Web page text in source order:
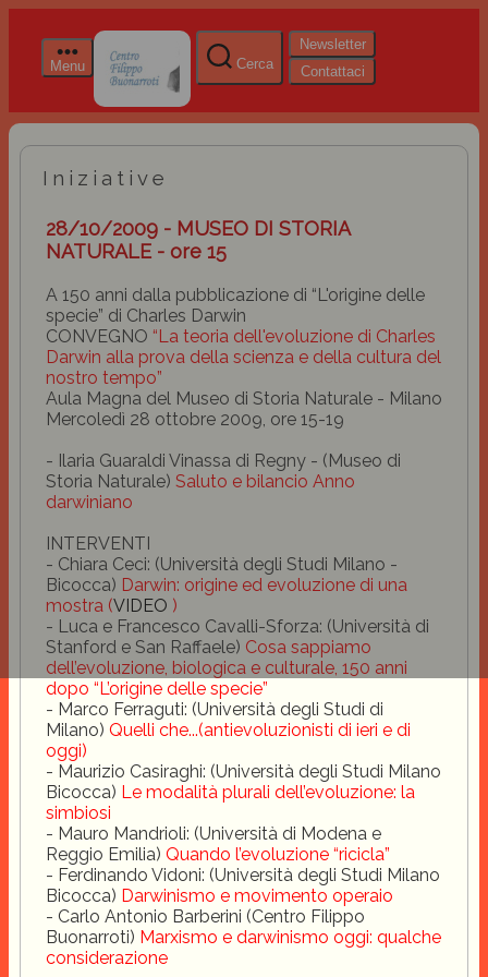
Menu Cerca
Newsletter
Contattaci
Iniziative
28/10/2009 - MUSEO DI STORIA
NATURALE - ore 15
A 150 anni dalla pubblicazione di “L'origine delle
specie” di Charles Darwin
CONVEGNO “La teoria dell'evoluzione di Charles
Darwin alla prova della scienza e della cultura del
nostro tempo”
Aula Magna del Museo di Storia Naturale - Milano
Mercoledì 28 ottobre 2009, ore 15-19
- Ilaria Guaraldi Vinassa di Regny - (Museo di
Storia Naturale) Saluto e bilancio Anno
darwiniano
INTERVENTI
- Chiara Ceci: (Università degli Studi Milano -
Bicocca) Darwin: origine ed evoluzione di una
mostra (VIDEO )
- Luca e Francesco Cavalli-Sforza: (Università di
Stanford e San Raffaele) Cosa sappiamo
dell’evoluzione, biologica e culturale, 150 anni
dopo “L’origine delle specie”
- Marco Ferraguti: (Università degli Studi di
Milano) Quelli che...(antievoluzionisti di ieri e di
oggi)
- Maurizio Casiraghi: (Università degli Studi Milano
Bicocca) Le modalità plurali dell’evoluzione: la
simbiosi
- Mauro Mandrioli: (Università di Modena e
Reggio Emilia) Quando l’evoluzione “ricicla”
- Ferdinando Vidoni: (Università degli Studi Milano
Bicocca) Darwinismo e movimento operaio
- Carlo Antonio Barberini (Centro Filippo
Buonarroti) Marxismo e darwinismo oggi: qualche
considerazione